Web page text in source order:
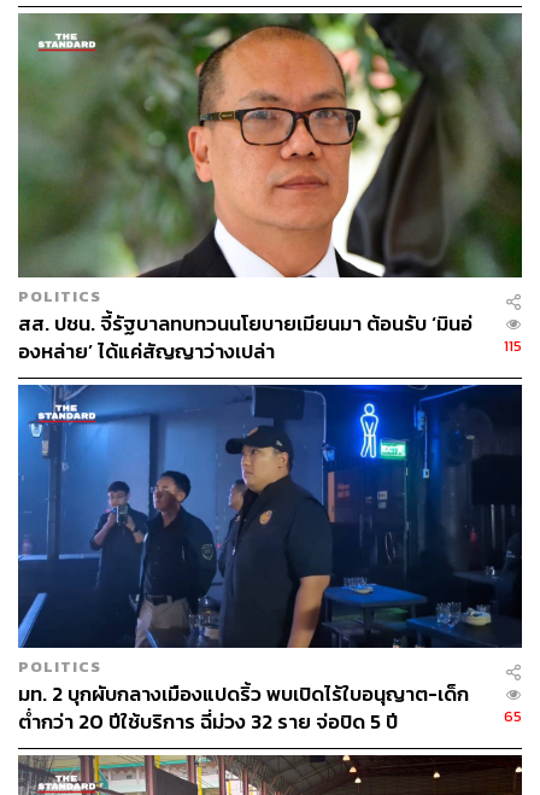
ABOUT THE AUTHOR
วาราดา ทองจำนงค์
Content Creator สำนักข่าว THE
STANDARD WEALTH
POLITICS
สส. ปชน. จี้รัฐบาลทบทวนนโยบายเมียนมา ต้อนรับ ‘มินอ่
องหล่าย’ ได้แค่สัญญาว่างเปล่า
115
POLITICS
มท. 2 บุกผับกลางเมืองแปดริ้ว พบเปิดไร้ใบอนุญาต-เด็ก
ต่ำกว่า 20 ปีใช้บริการ ฉี่ม่วง 32 ราย จ่อปิด 5 ปี
65